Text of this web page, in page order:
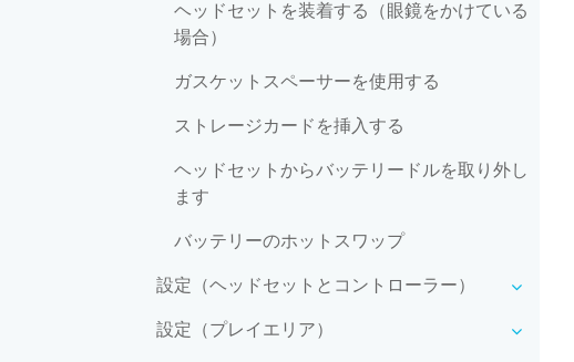
ヘッドセットを装着する（眼鏡をかけている
場合）
ガスケットスペーサーを使用する
ストレージカードを挿入する
ヘッドセットからバッテリードルを取り外し
ます
バッテリーのホットスワップ
設定（ヘッドセットとコントローラー）
設定（プレイエリア）